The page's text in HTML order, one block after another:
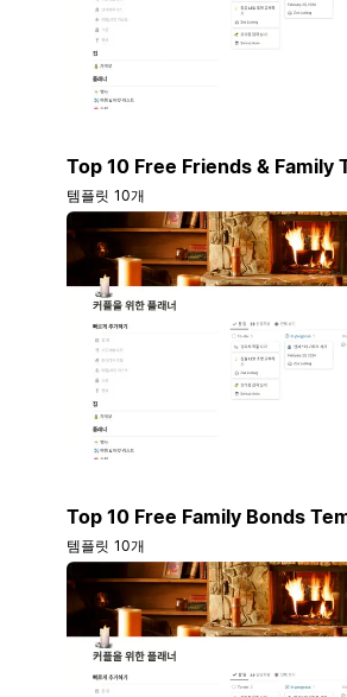
Top 10 Free Friends & Family
템플릿 10개
Top 10 Free Family Bonds
템플릿 10개